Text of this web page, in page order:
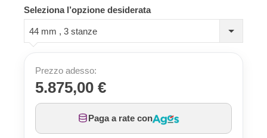
Seleziona l’opzione desiderata
44 mm , 3 stanze
Prezzo adesso:
5.875,00 €
Paga a rate con